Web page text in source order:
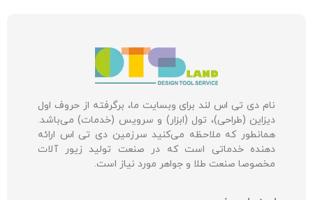
نام دی تی اس لند برای وبسایت ما، برگرفته از حروف اول
دیزاین (طراحی)، تول (ابزار) و سرویس (خدمات) می‌باشد.
همانطور که ملاحظه می‌کنید سرزمین دی تی اس ارائه
دهنده خدماتی است که در صنعت تولید زیور آلات
مخصوصا صنعت طلا و جواهر مورد نیاز است.